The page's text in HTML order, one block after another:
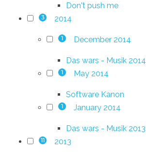
Don't push me
3 2014
1 December 2014
Das wars - Musik 2014
1 May 2014
Software Kanon
1 January 2014
Das wars - Musik 2013
11 2013